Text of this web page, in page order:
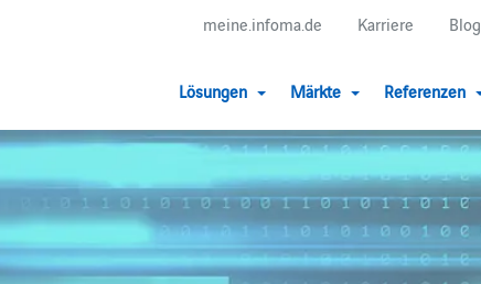
meine.infoma.de Karriere Blog
Lösungen Märkte Referenzen